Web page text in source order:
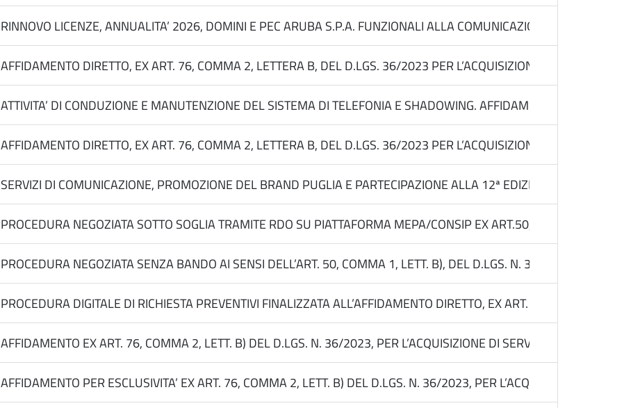
RINNOVO LICENZE, ANNUALITA’ 2026, DOMINI E PEC ARUBA S.P.A. FUNZIONALI ALLA COMUNICAZIONE
AFFIDAMENTO DIRETTO, EX ART. 76, COMMA 2, LETTERA B, DEL D.LGS. 36/2023 PER L’ACQUISIZIONE DEI SERVIZI
ATTIVITA’ DI CONDUZIONE E MANUTENZIONE DEL SISTEMA DI TELEFONIA E SHADOWING. AFFIDAMENTO DIRETTO
AFFIDAMENTO DIRETTO, EX ART. 76, COMMA 2, LETTERA B, DEL D.LGS. 36/2023 PER L’ACQUISIZIONE DEI SERVIZI
SERVIZI DI COMUNICAZIONE, PROMOZIONE DEL BRAND PUGLIA E PARTECIPAZIONE ALLA 12ª EDIZIONE DI BTM
PROCEDURA NEGOZIATA SOTTO SOGLIA TRAMITE RDO SU PIATTAFORMA MEPA/CONSIP EX ART.50, COMMA 1,
PROCEDURA NEGOZIATA SENZA BANDO AI SENSI DELL’ART. 50, COMMA 1, LETT. B), DEL D.LGS. N. 36/2023 TRAMITE
PROCEDURA DIGITALE DI RICHIESTA PREVENTIVI FINALIZZATA ALL’AFFIDAMENTO DIRETTO, EX ART. 50, COMMA 2,
AFFIDAMENTO EX ART. 76, COMMA 2, LETT. B) DEL D.LGS. N. 36/2023, PER L’ACQUISIZIONE DI SERVIZI DI
AFFIDAMENTO PER ESCLUSIVITA’ EX ART. 76, COMMA 2, LETT. B) DEL D.LGS. N. 36/2023, PER L’ACQUISIZIONE DI